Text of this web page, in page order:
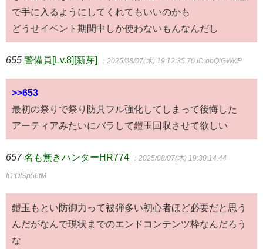
で手に入るようにしてくれてもいいのかも
どうせイベント期間中しか使わないもんなんだし
655 警備員[Lv.8][新芽] ：2025/08/07(木) 19:12:35.70 ID:qbQiGWKP
>>653
最初の祭りで祭り防具フル強化してしまって後悔した
アーティアみたいにバラして鎧玉回収させて欲しい
657 名も無きハンターHR774 ：2025/08/07(木) 19:30:14.44
ID:OfSp56tM
鎧玉もとい防御力って被弾多い初心者ほど必要だと思う
んだがなんで現状までのエンドコンテンツ枠なんだろう
な